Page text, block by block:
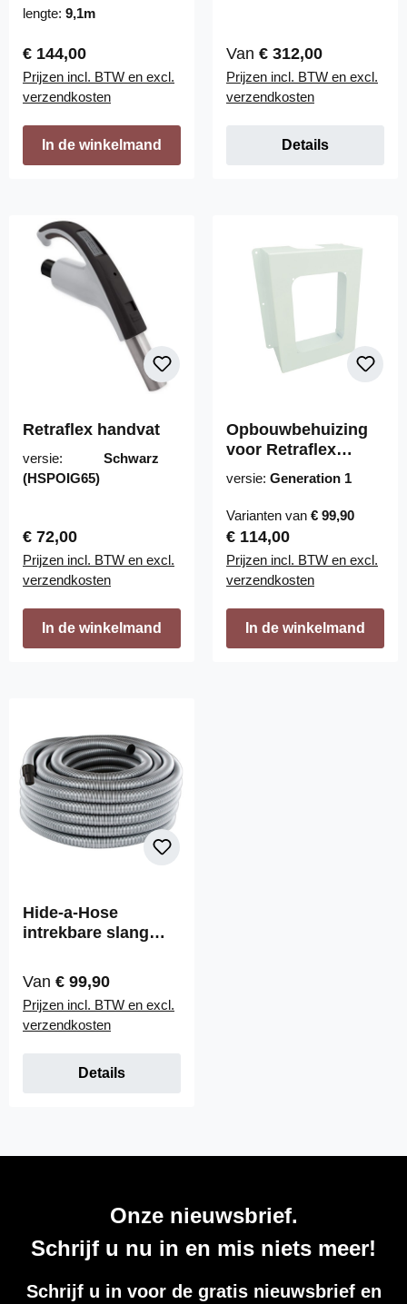
eindstuk en zonder
handvat
lengte: 9,1m
Normale prijs:
€ 144,00
Prijzen incl. BTW en excl.
verzendkosten
In de winkelmand
Normale prijs:
Van € 312,00
Prijzen incl. BTW en excl.
verzendkosten
Details
Retraflex handvat
versie: Schwarz
(HSPOIG65)
Normale prijs:
€ 72,00
Prijzen incl. BTW en excl.
verzendkosten
In de winkelmand
Opbouwbehuizing
voor Retraflex
Wandklep
versie: Generation 1
Varianten van € 99,90
Normale prijs:
€ 114,00
Prijzen incl. BTW en excl.
verzendkosten
In de winkelmand
Hide-a-Hose
intrekbare slang
bekleding
Normale prijs:
Van € 99,90
Prijzen incl. BTW en excl.
verzendkosten
Details
Onze nieuwsbrief.
Schrijf u nu in en mis niets meer!
Schrijf u in voor de gratis nieuwsbrief en